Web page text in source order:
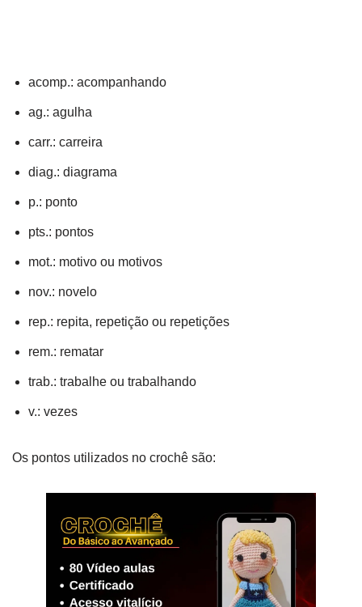
acomp.: acompanhando
ag.: agulha
carr.: carreira
diag.: diagrama
p.: ponto
pts.: pontos
mot.: motivo ou motivos
nov.: novelo
rep.: repita, repetição ou repetições
rem.: rematar
trab.: trabalhe ou trabalhando
v.: vezes
Os pontos utilizados no crochê são: